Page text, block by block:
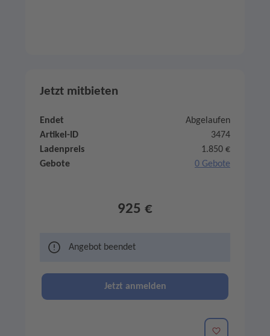
Jetzt mitbieten
Endet
Abgelaufen
Artikel-ID
3474
Ladenpreis
1.850 €
Gebote
0 Gebote
925 €
Angebot beendet
Jetzt anmelden
Merken